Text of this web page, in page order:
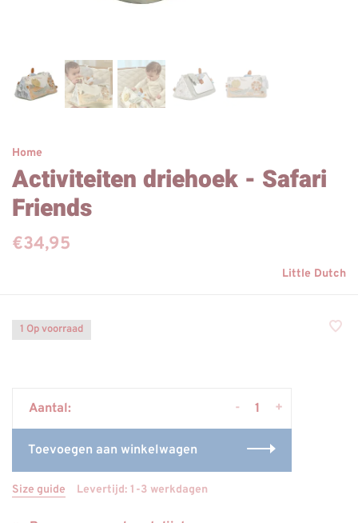
Home
Activiteiten driehoek - Safari
Friends
€34,95
Little Dutch
1 Op voorraad
Aantal: +
-
Toevoegen aan winkelwagen
Size guide Levertijd: 1-3 werkdagen